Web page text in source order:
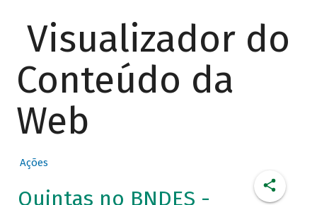
Visualizador do
Conteúdo da
Web
Ações
Quintas no BNDES -